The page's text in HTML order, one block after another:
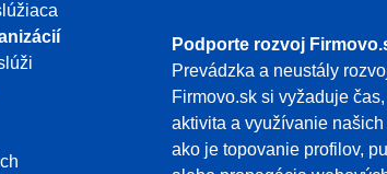
Podporte rozvoj
Prevádzka a neustály
Firmovo.sk si vyžaduje
aktivita a využívanie
ako je topovanie profilov,